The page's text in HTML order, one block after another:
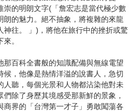
崇的明朗文字(「詹宏志是當代極少數
朗的魅力。絕不抽象，將複雜的來龍
神往。 」)，將他在旅行中的挫折或驚
。
那百科全書般的知識配備與無線電望
候，他像是熱情洋溢的說書人，急切
人聽，每個光景和人物都沾染他對未
除了身歷其境感受那新鮮的景象，
商界的「台灣第一才子」勇敢闖蕩各